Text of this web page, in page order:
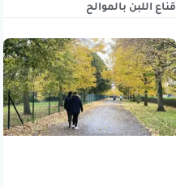
قناع اللبن بالموالح